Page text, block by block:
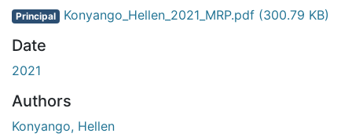
Principal Konyango_Hellen_2021_MRP.pdf (300.79 KB)
Date
2021
Authors
Konyango, Hellen